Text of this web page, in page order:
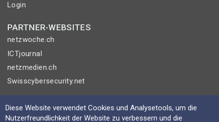
Login
PARTNER-WEBSITES
netzwoche.ch
ICTjournal
netzmedien.ch
Swisscybersecurity.net
© NETZMEDIEN AG 2026
Impressum
Diese Website verwendet Cookies und Analysetools, um die
Nutzerfreundlichkeit der Website zu verbessern und die